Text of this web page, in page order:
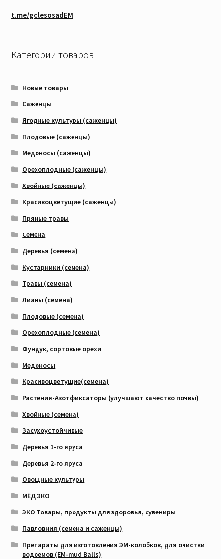
t.me/golesosadEM
Категории товаров
Новые товары
Саженцы
Ягодные культуры (саженцы)
Плодовые (саженцы)
Медоносы (саженцы)
Орехоплодные (саженцы)
Хвойные (саженцы)
Красивоцветущие (саженцы)
Пряные травы
Семена
Деревья (семена)
Кустарники (семена)
Травы (семена)
Лианы (семена)
Плодовые (семена)
Орехоплодные (семена)
Фундук, сортовые орехи
Медоносы
Красивоцветущие(семена)
Растения-Азотфиксаторы (улучшают качество почвы)
Хвойные (семена)
Засухоустойчивые
Деревья 1-го яруса
Деревья 2-го яруса
Овощные культуры
МЁД ЭКО
ЭКО Товары, продукты для здоровья, сувениры
Павловния (семена и саженцы)
Препараты для изготовления ЭМ-колобков, для очистки
водоемов (EM-mud Balls)